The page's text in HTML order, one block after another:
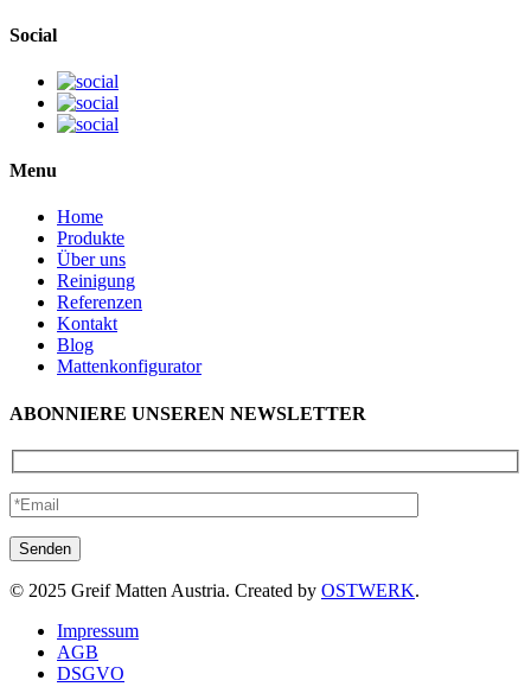
Social
Menu
Home
Produkte
Über uns
Reinigung
Referenzen
Kontakt
Blog
Mattenkonfigurator
ABONNIERE UNSEREN NEWSLETTER
© 2025 Greif Matten Austria. Created by OSTWERK.
Impressum
AGB
DSGVO